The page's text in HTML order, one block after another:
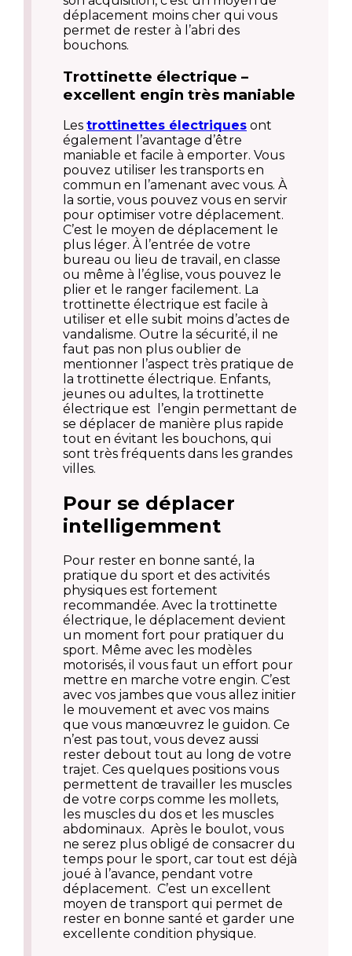
déplacement moins cher qui vous
permet de rester à l’abri des
bouchons.
Trottinette électrique –
excellent engin très maniable
Les trottinettes électriques ont
également l’avantage d’être
maniable et facile à emporter. Vous
pouvez utiliser les transports en
commun en l’amenant avec vous. À
la sortie, vous pouvez vous en servir
pour optimiser votre déplacement.
C’est le moyen de déplacement le
plus léger. À l’entrée de votre
bureau ou lieu de travail, en classe
ou même à l’église, vous pouvez le
plier et le ranger facilement. La
trottinette électrique est facile à
utiliser et elle subit moins d’actes de
vandalisme. Outre la sécurité, il ne
faut pas non plus oublier de
mentionner l’aspect très pratique de
la trottinette électrique. Enfants,
jeunes ou adultes, la trottinette
électrique est l’engin permettant de
se déplacer de manière plus rapide
tout en évitant les bouchons, qui
sont très fréquents dans les grandes
villes.
Pour se déplacer
intelligemment
Pour rester en bonne santé, la
pratique du sport et des activités
physiques est fortement
recommandée. Avec la trottinette
électrique, le déplacement devient
un moment fort pour pratiquer du
sport. Même avec les modèles
motorisés, il vous faut un effort pour
mettre en marche votre engin. C’est
avec vos jambes que vous allez initier
le mouvement et avec vos mains
que vous manœuvrez le guidon. Ce
n’est pas tout, vous devez aussi
rester debout tout au long de votre
trajet. Ces quelques positions vous
permettent de travailler les muscles
de votre corps comme les mollets,
les muscles du dos et les muscles
abdominaux. Après le boulot, vous
ne serez plus obligé de consacrer du
temps pour le sport, car tout est déjà
joué à l’avance, pendant votre
déplacement. C’est un excellent
moyen de transport qui permet de
rester en bonne santé et garder une
excellente condition physique.